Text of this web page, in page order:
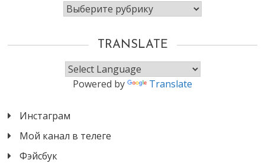
Рубрики
TRANSLATE
Powered by Translate
Инстаграм
Мой канал в телеге
Фэйсбук